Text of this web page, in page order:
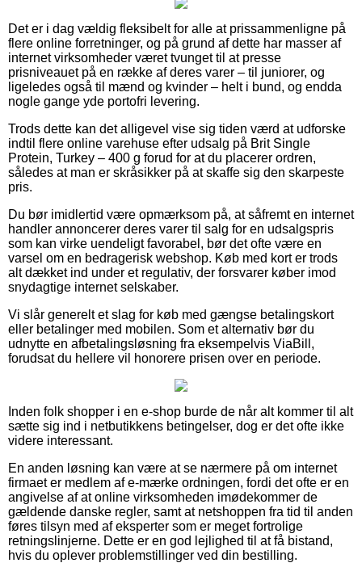
Det er i dag vældig fleksibelt for alle at prissammenligne på
flere online forretninger, og på grund af dette har masser af
internet virksomheder været tvunget til at presse
prisniveauet på en række af deres varer – til juniorer, og
ligeledes også til mænd og kvinder – helt i bund, og endda
nogle gange yde portofri levering.
Trods dette kan det alligevel vise sig tiden værd at udforske
indtil flere online varehuse efter udsalg på Brit Single
Protein, Turkey – 400 g forud for at du placerer ordren,
således at man er skråsikker på at skaffe sig den skarpeste
pris.
Du bør imidlertid være opmærksom på, at såfremt en internet
handler annoncerer deres varer til salg for en udsalgspris
som kan virke uendeligt favorabel, bør det ofte være en
varsel om en bedragerisk webshop. Køb med kort er trods
alt dækket ind under et regulativ, der forsvarer køber imod
snydagtige internet selskaber.
Vi slår generelt et slag for køb med gængse betalingskort
eller betalinger med mobilen. Som et alternativ bør du
udnytte en afbetalingsløsning fra eksempelvis ViaBill,
forudsat du hellere vil honorere prisen over en periode.
Inden folk shopper i en e-shop burde de når alt kommer til alt
sætte sig ind i netbutikkens betingelser, dog er det ofte ikke
videre interessant.
En anden løsning kan være at se nærmere på om internet
firmaet er medlem af e-mærke ordningen, fordi det ofte er en
angivelse af at online virksomheden imødekommer de
gældende danske regler, samt at netshoppen fra tid til anden
føres tilsyn med af eksperter som er meget fortrolige
retningslinjerne. Dette er en god lejlighed til at få bistand,
hvis du oplever problemstillinger ved din bestilling.